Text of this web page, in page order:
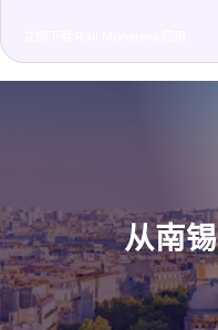
从南